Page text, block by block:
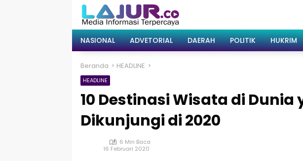
NASIONAL ADVETORIAL DAERAH POLITIK HUKRIM
Beranda HEADLINE
HEADLINE
10 Destinasi Wisata di
Dikunjungi di 2020
6 Min Baca
16 Februari 2020